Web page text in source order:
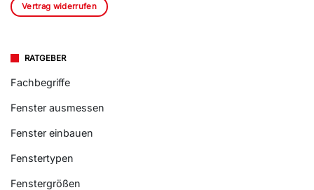
Vertrag widerrufen
RATGEBER
Fachbegriffe
Fenster ausmessen
Fenster einbauen
Fenstertypen
Fenstergrößen